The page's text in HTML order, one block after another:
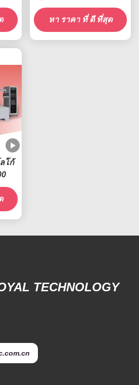
ความร้อน, Acrylic PMMA
Car LOGO Board ระบบ
โลหะโครม
หา ราคา ที่ ดี ที่สุด
โก้
TECHNOLOGY